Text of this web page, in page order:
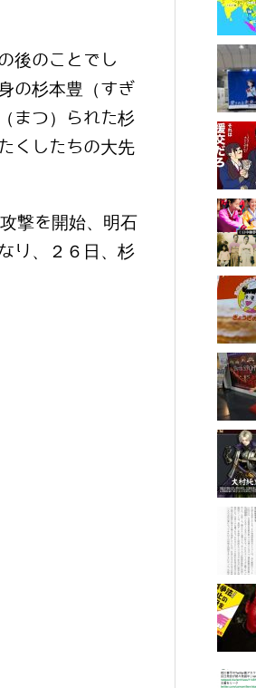
後のことでし
の杉本豊（すぎ
まつ）られた杉
くしたちの大先
撃を開始、明石
り、２６日、杉